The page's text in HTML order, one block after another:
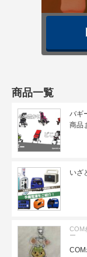
商品一覧
バギ
商品
いざ
COM
ー